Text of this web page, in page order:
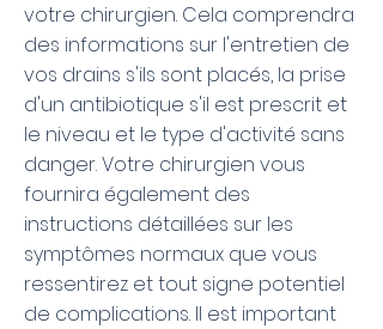
votre chirurgien. Cela comprendra
des informations sur l'entretien de
vos drains s'ils sont placés, la prise
d'un antibiotique s'il est prescrit et
le niveau et le type d'activité sans
danger. Votre chirurgien vous
fournira également des
instructions détaillées sur les
symptômes normaux que vous
ressentirez et tout signe potentiel
de complications. Il est important